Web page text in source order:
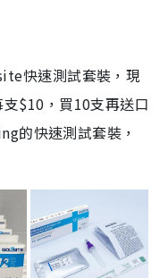
快速測試套裝，現
$10，買10支再送口
的快速測試套裝，